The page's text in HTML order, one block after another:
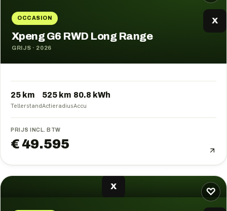
OCCASION X
Xpeng G6 RWD Long Range
GRIJS · 2026
25 km
Tellerstand
525 km
Actieradius
80.8 kWh
Accu
PRIJS INCL. BTW
€ 49.595
♡
X